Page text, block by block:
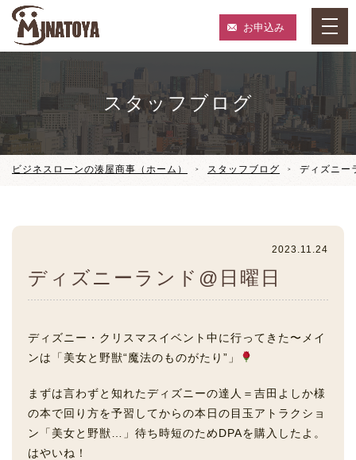
お申込み
スタッフブログ
ビジネスローンの湊屋商事（ホーム） スタッフブログ ディズニー
2023.11.24
ディズニーランド@日曜日
ディズニー・クリスマスイベント中に行ってきた〜メイ
ンは「美女と野獣“魔法のものがたり”」
まずは言わずと知れたディズニーの達人＝吉田よしか様
の本で回り方を予習してからの本日の目玉アトラクショ
ン「美女と野獣…」待ち時短のためDPAを購入したよ。
はやいね！